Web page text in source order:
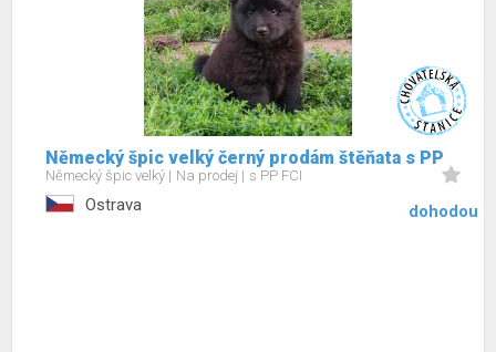
Německý špic velký černý prodám štěňata s PP
Německý špic velký Na prodej s PP FCI
Ostrava dohodou